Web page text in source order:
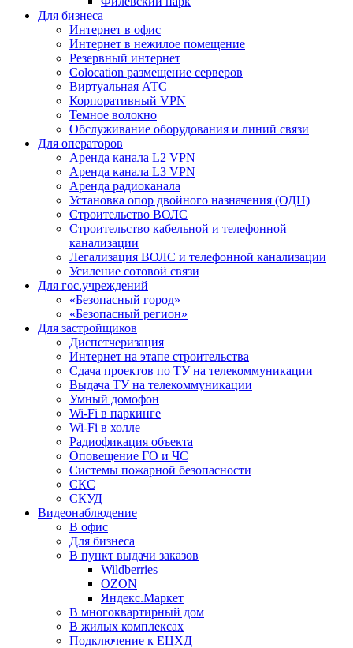
Для бизнеса
Интернет в офис
Интернет в нежилое помещение
Резервный интернет
Colocation размещение серверов
Виртуальная АТС
Корпоративный VPN
Темное волокно
Обслуживание оборудования и линий связи
Для операторов
Аренда канала L2 VPN
Аренда канала L3 VPN
Аренда радиоканала
Установка опор двойного назначения (ОДН)
Строительство ВОЛС
Строительство кабельной и телефонной
канализации
Легализация ВОЛС и телефонной канализации
Усиление сотовой связи
Для гос.учреждений
«Безопасный город»
«Безопасный регион»
Для застройщиков
Диспетчеризация
Интернет на этапе строительства
Сдача проектов по ТУ на телекоммуникации
Выдача ТУ на телекоммуникации
Умный домофон
Wi-Fi в паркинге
Wi-Fi в холле
Радиофикация объекта
Оповещение ГО и ЧС
Системы пожарной безопасности
СКС
СКУД
Видеонаблюдение
В офис
Для бизнеса
В пункт выдачи заказов
Wildberries
OZON
Яндекс.Маркет
В многоквартирный дом
В жилых комплексах
Подключение к ЕЦХД